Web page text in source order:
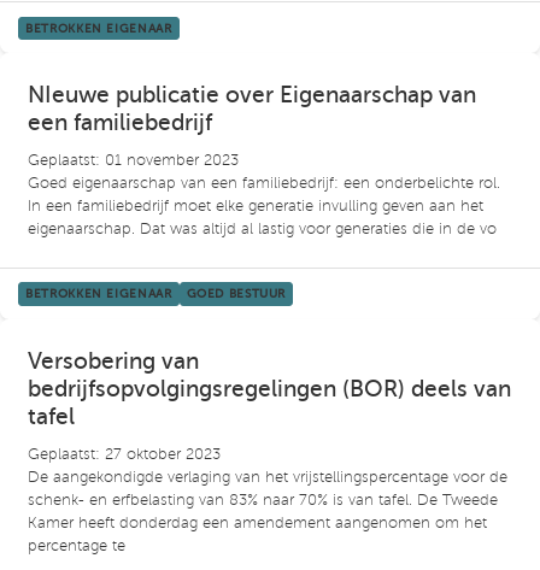
BETROKKEN EIGENAAR
NIeuwe publicatie over Eigenaarschap van
een familiebedrijf
Geplaatst: 01 november 2023
Goed eigenaarschap van een familiebedrijf: een onderbelichte rol.
In een familiebedrijf moet elke generatie invulling geven aan het
eigenaarschap. Dat was altijd al lastig voor generaties die in de vo
BETROKKEN EIGENAAR GOED BESTUUR
Versobering van
bedrijfsopvolgingsregelingen (BOR) deels van
tafel
Geplaatst: 27 oktober 2023
De aangekondigde verlaging van het vrijstellingspercentage voor de
schenk- en erfbelasting van 83% naar 70% is van tafel. De Tweede
Kamer heeft donderdag een amendement aangenomen om het
percentage te